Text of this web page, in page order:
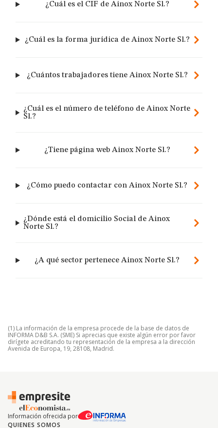
¿Cuál es el CIF de Ainox Norte Sl.?
¿Cuál es la forma jurídica de Ainox Norte Sl.?
¿Cuántos trabajadores tiene Ainox Norte Sl.?
¿Cuál es el número de teléfono de Ainox Norte
Sl.?
¿Tiene página web Ainox Norte Sl.?
¿Cómo puedo contactar con Ainox Norte Sl.?
¿Dónde está el domicilio Social de Ainox
Norte Sl.?
¿A qué sector pertenece Ainox Norte Sl.?
(1) La información de la empresa procede de la base de datos de
INFORMA D&B S.A. (SME) Si aprecias que existe algún error por favor
dirígete acreditando tu representación de la empresa a la dirección
Avenida de Europa, 19, 28108, Madrid.
Información ofrecida por
QUIENES SOMOS